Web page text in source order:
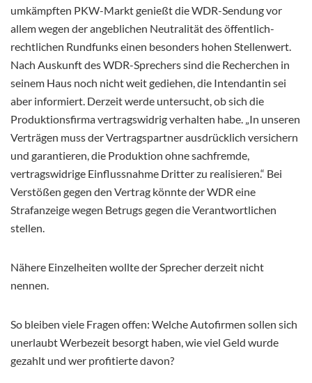
umkämpften PKW-Markt genießt die WDR-Sendung vor
allem wegen der angeblichen Neutralität des öffentlich-
rechtlichen Rundfunks einen besonders hohen Stellenwert.
Nach Auskunft des WDR-Sprechers sind die Recherchen in
seinem Haus noch nicht weit gediehen, die Intendantin sei
aber informiert. Derzeit werde untersucht, ob sich die
Produktionsfirma vertragswidrig verhalten habe. „In unseren
Verträgen muss der Vertragspartner ausdrücklich versichern
und garantieren, die Produktion ohne sachfremde,
vertragswidrige Einflussnahme Dritter zu realisieren.“ Bei
Verstößen gegen den Vertrag könnte der WDR eine
Strafanzeige wegen Betrugs gegen die Verantwortlichen
stellen.
Nähere Einzelheiten wollte der Sprecher derzeit nicht
nennen.
So bleiben viele Fragen offen: Welche Autofirmen sollen sich
unerlaubt Werbezeit besorgt haben, wie viel Geld wurde
gezahlt und wer profitierte davon?